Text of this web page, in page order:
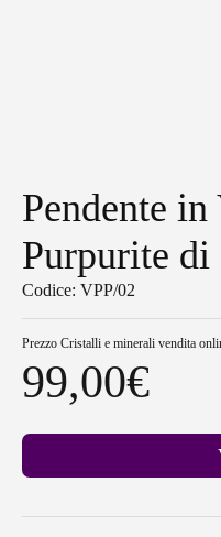
Pendente
Purpurite
Codice: VPP/02
Prezzo Cristalli e minerali vendita
99,00€